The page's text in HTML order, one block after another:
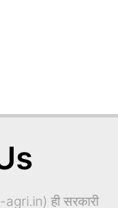
ही सरकारी